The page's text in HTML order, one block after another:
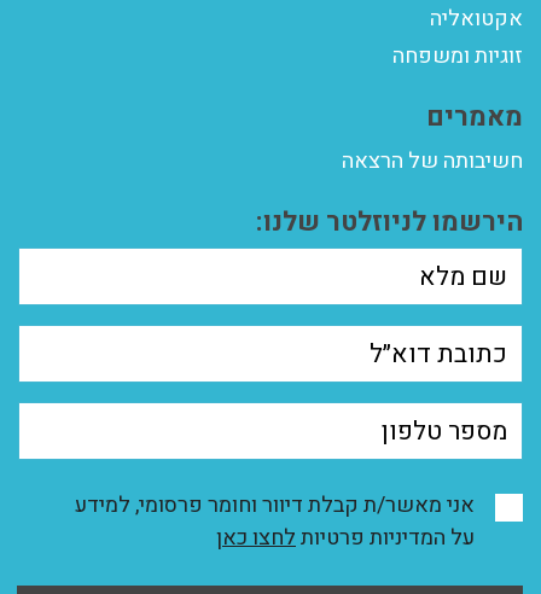
אקטואליה
זוגיות ומשפחה
מאמרים
חשיבותה של הרצאה
הירשמו לניוזלטר שלנו:
אני מאשר/ת קבלת דיוור וחומר פרסומי, למידע
על המדיניות פרטיותלחצו כאן